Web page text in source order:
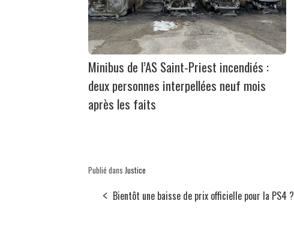
Minibus de l’AS Saint-Priest incendiés :
deux personnes interpellées neuf mois
après les faits
Publié dans Justice
Bientôt une baisse de prix officielle pour la PS4 ?